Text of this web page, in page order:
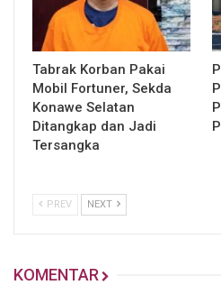
Tabrak Korban Pakai
Mobil Fortuner, Sekda
Konawe Selatan
Ditangkap dan Jadi
Tersangka
PREV NEXT
KOMENTAR